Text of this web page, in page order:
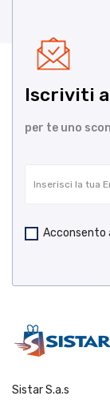
Iscriviti
per te uno
Sistar S.a.s